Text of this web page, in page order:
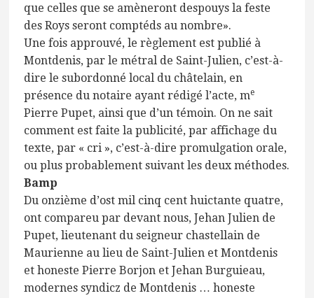
que celles que se amèneront despouys la feste
des Roys seront comptéds au nombre».
Une fois approuvé, le règlement est publié à
Montdenis, par le métral de Saint-Julien, c’est-à-
dire le subordonné local du châtelain, en
présence du notaire ayant rédigé l’acte, me
Pierre Pupet, ainsi que d’un témoin. On ne sait
comment est faite la publicité, par affichage du
texte, par « cri », c’est-à-dire promulgation orale,
ou plus probablement suivant les deux méthodes.
Bamp
Du onzième d’ost mil cinq cent huictante quatre,
ont compareu par devant nous, Jehan Julien de
Pupet, lieutenant du seigneur chastellain de
Maurienne au lieu de Saint-Julien et Montdenis
et honeste Pierre Borjon et Jehan Burguieau,
modernes syndicz de Montdenis … honeste